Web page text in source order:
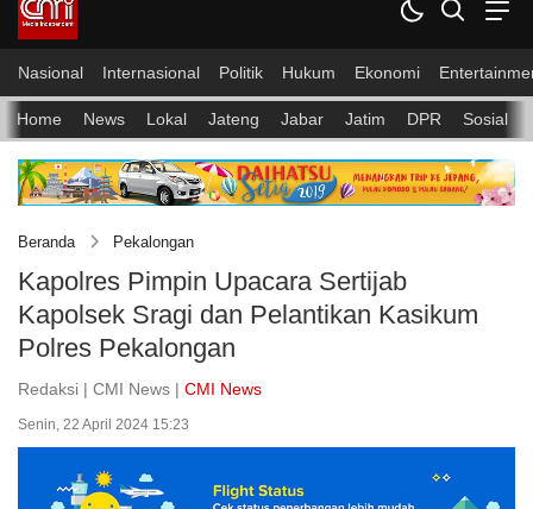
Nasional Internasional Politik Hukum Ekonomi
Home News Lokal Jateng Jabar Jatim DPR Sosial
Beranda Pekalongan
Kapolres Pimpin Upacara Sertijab
Kapolsek Sragi dan Pelantikan Kasikum
Polres Pekalongan
Redaksi | CMI News | CMI News
Senin, 22 April 2024 15:23